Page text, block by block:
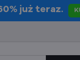
już teraz.